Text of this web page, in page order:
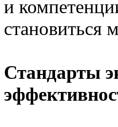
и
становиться
Стандарты